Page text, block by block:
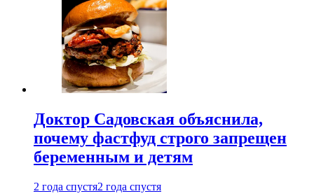
Доктор Садовская объяснила,
почему фастфуд строго запрещен
беременным и детям
2 года спустя2 года спустя